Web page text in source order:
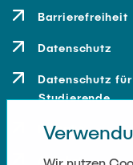
Barrierefreiheit
Datenschutz
Datenschutz
Studierende
Kontakt
Anfahrt